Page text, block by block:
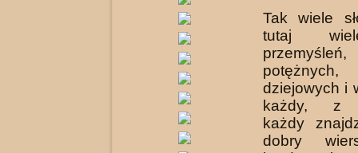
Tak wiele
tutaj
potężnych,
dziejowych i
każdy, z
każdy
dobry